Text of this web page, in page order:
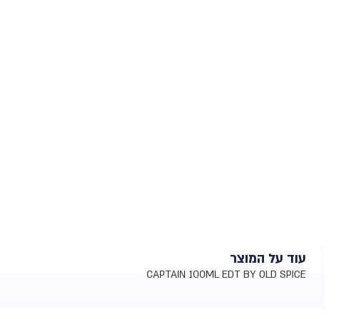
עוד על המוצר
CAPTAIN 100ML EDT BY OLD SPICE